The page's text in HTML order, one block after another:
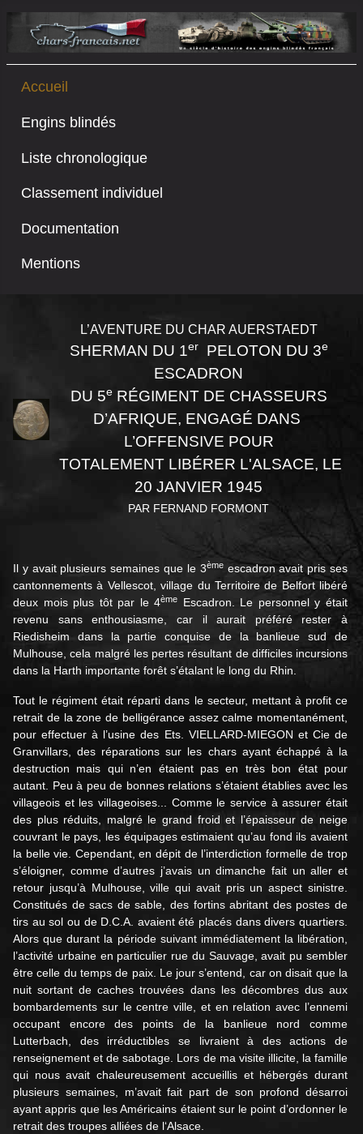
Accueil
Engins blindés
Liste chronologique
Classement individuel
Documentation
Mentions
L’AVENTURE DU CHAR AUERSTAEDT
SHERMAN DU 1erPELOTON DU 3e
ESCADRON
DU 5eRÉGIMENT DE CHASSEURS
D’AFRIQUE, ENGAGÉ DANS
L’OFFENSIVE POUR
TOTALEMENT LIBÉRER L'ALSACE, LE
20 JANVIER 1945
PAR FERNAND FORMONT
Il y avait plusieurs semaines que le 3èmeescadron avait pris ses
cantonnements à Vellescot, village du Territoire de Belfort libéré
deux mois plus tôt par le 4ème
Escadron. Le personnel y était
revenu sans enthousiasme, car il aurait préféré rester à
Riedisheim dans la partie conquise de la banlieue sud de
Mulhouse, cela malgré les pertes résultant de difficiles incursions
dans la Harth importante forêt s’étalant le long du Rhin.
Tout le régiment était réparti dans le secteur, mettant à profit ce
retrait de la zone de belligérance assez calme momentanément,
pour effectuer à l’usine des Ets. VIELLARD-MIEGON et Cie de
Granvillars, des réparations sur les chars ayant échappé à la
destruction mais qui n’en étaient pas en très bon état pour
autant. Peu à peu de bonnes relations s’étaient établies avec les
villageois et les villageoises... Comme le service à assurer était
des plus réduits, malgré le grand froid et l’épaisseur de neige
couvrant le pays, les équipages estimaient qu’au fond ils avaient
la belle vie. Cependant, en dépit de l’interdiction formelle de trop
s’éloigner, comme d’autres j’avais un dimanche fait un aller et
retour jusqu’à Mulhouse, ville qui avait pris un aspect sinistre.
Constitués de sacs de sable, des fortins abritant des postes de
tirs au sol ou de D.C.A. avaient été placés dans divers quartiers.
Alors que durant la période suivant immédiatement la libération,
l’activité urbaine en particulier rue du Sauvage, avait pu sembler
être celle du temps de paix. Le jour s’entend, car on disait que la
nuit sortant de caches trouvées dans les décombres dus aux
bombardements sur le centre ville, et en relation avec l’ennemi
occupant encore des points de la banlieue nord comme
Lutterbach, des irréductibles se livraient à des actions de
renseignement et de sabotage. Lors de ma visite illicite, la famille
qui nous avait chaleureusement accueillis et hébergés durant
plusieurs semaines, m’avait fait part de son profond désarroi
ayant appris que les Américains étaient sur le point d’ordonner le
retrait des troupes alliées de l‘Alsace.